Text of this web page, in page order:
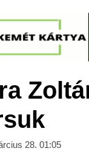
28. 01:05